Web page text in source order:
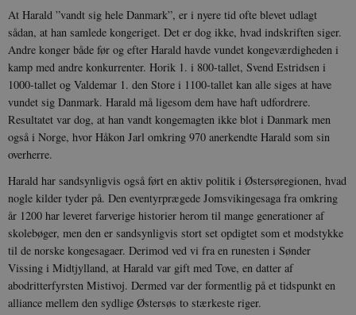
At Harald ”vandt sig hele Danmark”, er i nyere tid ofte blevet udlagt
sådan, at han samlede kongeriget. Det er dog ikke, hvad indskriften siger.
Andre konger både før og efter Harald havde vundet kongeværdigheden i
kamp med andre konkurrenter. Horik 1. i 800-tallet, Svend Estridsen i
1000-tallet og Valdemar 1. den Store i 1100-tallet kan alle siges at have
vundet sig Danmark. Harald må ligesom dem have haft udfordrere.
Resultatet var dog, at han vandt kongemagten ikke blot i Danmark men
også i Norge, hvor Håkon Jarl omkring 970 anerkendte Harald som sin
overherre.
Harald har sandsynligvis også ført en aktiv politik i Østersøregionen, hvad
nogle kilder tyder på. Den eventyrprægede Jomsvikingesaga fra omkring
år 1200 har leveret farverige historier herom til mange generationer af
skolebøger, men den er sandsynligvis stort set opdigtet som et modstykke
til de norske kongesagaer. Derimod ved vi fra en runesten i Sønder
Vissing i Midtjylland, at Harald var gift med Tove, en datter af
abodritterfyrsten Mistivoj. Dermed var der formentlig på et tidspunkt en
alliance mellem den sydlige Østersøs to stærkeste riger.
Navn Udbyder / Domæne Udløb
CloudFront-
Key-Pair-Id
.h5p.com
_gid
Google LLC
.danmarkshistorien.dk
Navn
Udbyder /
Domæne
Udløb Beskrivelse
VISITOR_INFO1_LIVE
Google LLC
6
Denne cookie
for Youtube-
videoer, der
indlejret i
websteder;
også afgøre,
bruger den
NID
Google LLC
Navn
Udbyder /
Domæne
Udløb Beskrivelse
cf_clearance
Cloudflare,
Inc.
1 år Podbean
Navn
Udbyder /
Domæne
Udløb
_cfuvid .vimeo.com
Session